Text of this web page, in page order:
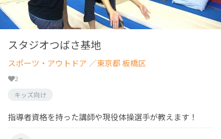
スタジオつばさ基地
スポーツ・アウトドア ／東京都 板橋区
2
キッズ向け
指導者資格を持った講師や現役体操選手が教えます！